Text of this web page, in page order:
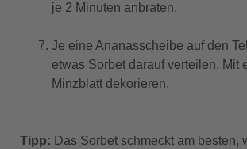
je 2 Minuten anbraten.
Je eine Ananasscheibe auf den
etwas Sorbet darauf verteilen. Mit
Minzblatt dekorieren.
Tipp: Das Sorbet schmeckt am besten,